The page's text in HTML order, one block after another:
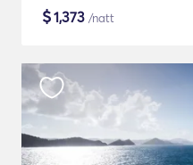
$1,373 /natt